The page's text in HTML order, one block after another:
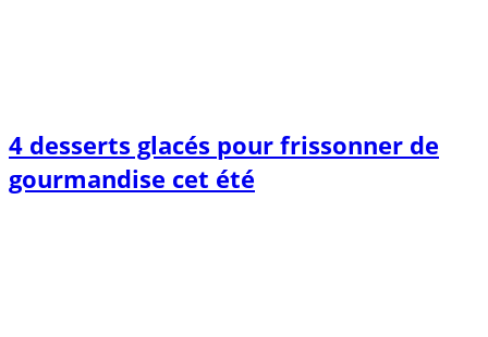
4 desserts glacés pour frissonner de
gourmandise cet été